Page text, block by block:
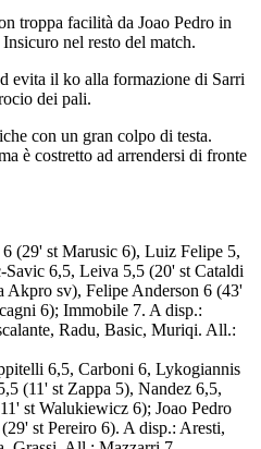
troppa facilità da Joao Pedro in
nel resto del match.
evita il ko alla formazione di Sarri
dei pali.
con un gran colpo di testa.
è costretto ad arrendersi di fronte
(29' st Marusic 6), Luiz Felipe 5,
6,5, Leiva 5,5 (20' st Cataldi
sv), Felipe Anderson 6 (43'
6); Immobile 7. A disp.:
Radu, Basic, Muriqi. All.:
6,5, Carboni 6, Lykogiannis
(11' st Zappa 5), Nandez 6,5,
st Walukiewicz 6); Joao Pedro
st Pereiro 6). A disp.: Aresti,